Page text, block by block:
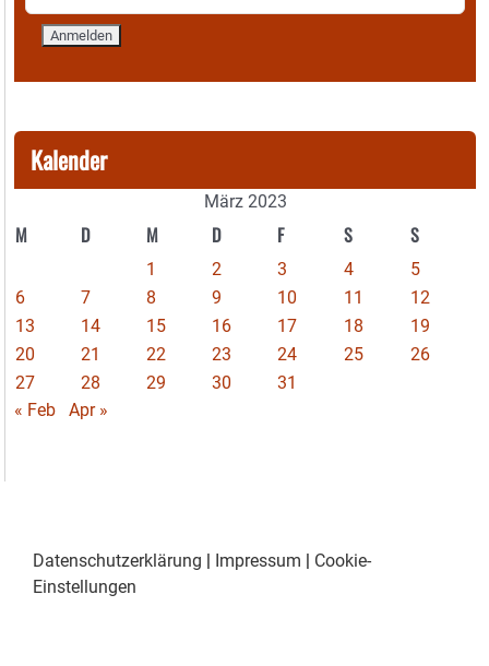
Kalender
März 2023
M D M D F S S
1 2 3 4
5
6
7 8 9 10 11
12
13
14 15 16 17 18
19
20
21 22 23 24 25
26
27
28 29 30
31
« Feb
Apr »
Datenschutzerklärung Impressum
Cookie-
Einstellungen